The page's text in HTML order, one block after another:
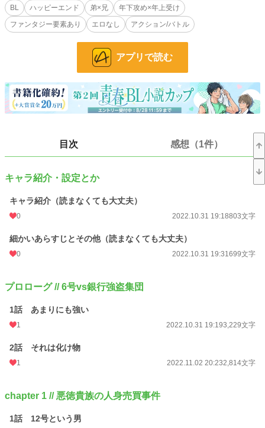
世界の半分を手中に収めている超巨大国家・アレグリア帝国。
その帝国を支える帝国軍からは独立した特殊治安維持部隊、通称「猟犬部隊」。
そこには、名前をもたない「超人」が所属している。
皇帝陛下の命に基づき、今日も帝国に仇為す「悪」を始末する。
228,796 位 / 228,796 件
BL 31,418 位 / 31,418 件
お気に入り 15
文字数 66,511
更新日時 2022.11.30 23:03
初回公開日時 2022.10.31 19:18
週間ポイント
月間ポイント 35 pt (89,285 位)
年間ポイント
累計ポイント 8,177 pt (105,126 位)
BL
ハッピーエンド 弟×兄
年下攻め×年上受け
ファンタジー要素あり
エロなし アクション/バトル
アプリで読む
目次 感想（1件）
キャラ紹介・設定とか
キャラ紹介（読まなくても大丈夫）
0 2022.10.31 19:18803文字
細かいあらすじとその他（読まなくても大丈夫）
0 2022.10.31 19:31699文字
プロローグ // 6号vs銀行強盗集団
1話 あまりにも強い
1 2022.10.31 19:193,229文字
2話 それは化け物
1 2022.11.02 20:232,814文字
chapter 1 // 悪徳貴族の人身売買事件
1話 12号という男